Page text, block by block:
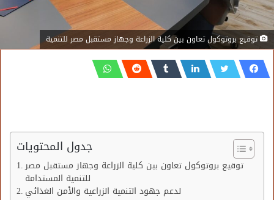
توقيع بروتوكول تعاون بين كلية الزراعة وجهاز مستقبل مصر للتنمية
جدول المحتويات
توقيع بروتوكول تعاون بين كلية الزراعة وجهاز مستقبل مصر
للتنمية المستدامة
لدعم جهود التنمية الزراعية والأمن الغذائي